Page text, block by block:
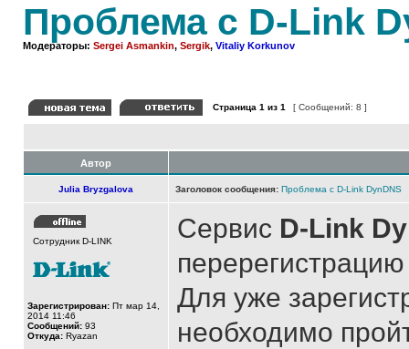
Проблема с D-Link
Модераторы: Sergei Asmankin, Sergik, Vitaliy Korkunov
Страница 1 из 1 [ Сообщений: 8 ]
Автор
Julia Bryzgalova Заголовок сообщения: Проблема с D-Link DynDNS
Сотрудник D-LINK
Зарегистрирован: Пт мар 14,
2014 11:46
Сообщений: 93
Откуда: Ryazan
Сервис D-Link
Для уже
необходимо